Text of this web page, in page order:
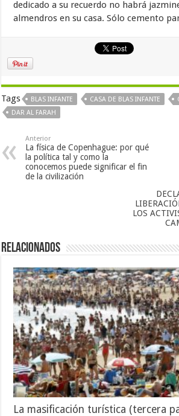
dedicado a su recuerdo no habrá
almendros en su casa. Sólo cemento
Tags BLAS INFANTE CASA DE BLAS INFANTE
DAR AL FARAH
Anterior
La física de Copenhague: por qué
la política tal y como la
conocemos puede significar el fin
de la civilización
LOS
Relacionados
La masificación turística (tercera